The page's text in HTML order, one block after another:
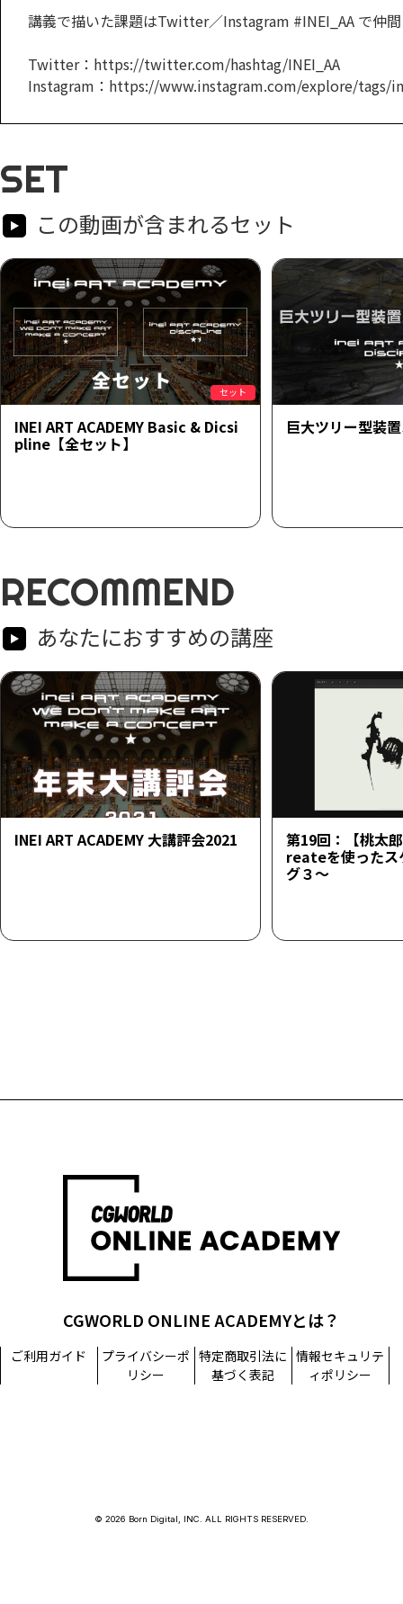
講義で描いた課題はTwitter／Instagram #INEI_AA で仲
Twitter：https://twitter.com/hashtag/INEI_AA
Instagram：https://www.instagram.com/explore/tags/
SET
この動画が含まれるセット
セット
INEI ART ACADEMY Basic & Dicsi
pline【全セット】
巨大ツリー型装
RECOMMEND
あなたにおすすめの講座
INEI ART ACADEMY 大講評会2021 第19回：【桃太
reateを使ったス
グ３～
CGWORLD ONLINE ACADEMYとは？
ご利用ガイド
プライバシーポ
リシー
特定商取引法に
基づく表記
情報セキュリテ
ィポリシー
© 2026 Born Digital, INC. ALL RIGHTS RESERVED.